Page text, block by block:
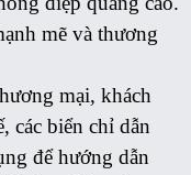
mẽ và thương
mại, khách
các biển chỉ dẫn
để hướng dẫn